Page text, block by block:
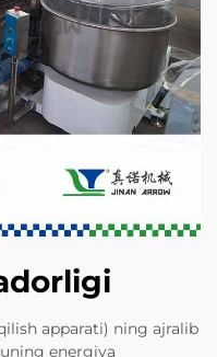
apparati) ning ajralib
energiya